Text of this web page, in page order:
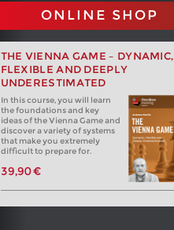
ONLINE SHOP
THE VIENNA GAME – DYNAMIC,
FLEXIBLE AND DEEPLY
UNDERESTIMATED
In this course, you will learn
the foundations and key
ideas of the Vienna Game and
discover a variety of systems
that make you extremely
difficult to prepare for.
39,90 €